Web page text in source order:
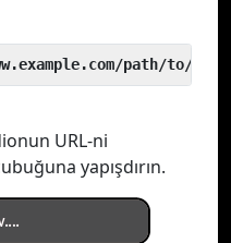
path/to/
URL-ni
yapışdırın.